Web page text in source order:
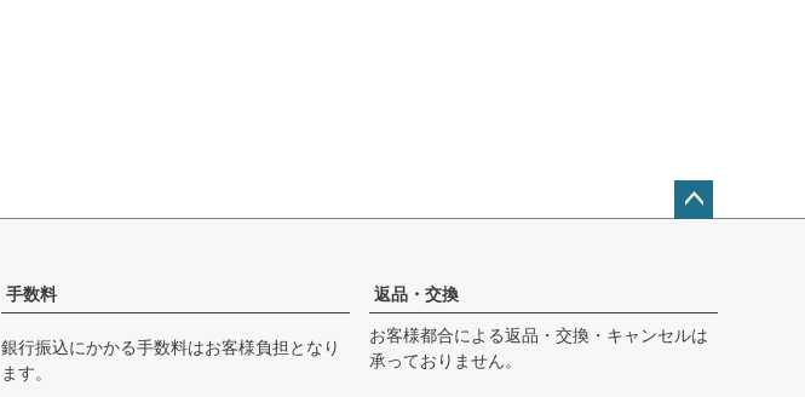
へ
手数料
銀行振込にかかる手数料はお客様負担となり
ます。
返品・交換
お客様都合による返品・交換・キャンセルは
承っておりません。